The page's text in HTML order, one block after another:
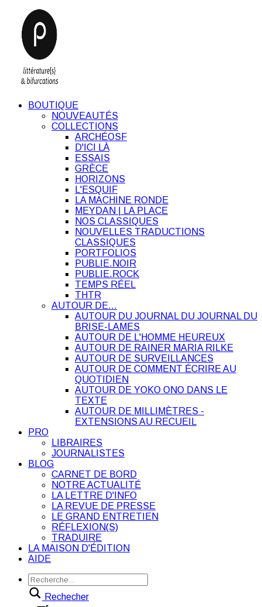
BOUTIQUE
NOUVEAUTÉS
COLLECTIONS
ARCHÉOSF
D'ICI LÀ
ESSAIS
GRÈCE
HORIZONS
L'ESQUIF
LA MACHINE RONDE
MEYDAN | LA PLACE
NOS CLASSIQUES
NOUVELLES TRADUCTIONS
CLASSIQUES
PORTFOLIOS
PUBLIE.NOIR
PUBLIE.ROCK
TEMPS RÉEL
THTR
AUTOUR DE…
AUTOUR DU JOURNAL DU JOURNAL DU
BRISE-LAMES
AUTOUR DE L'HOMME HEUREUX
AUTOUR DE RAINER MARIA RILKE
AUTOUR DE SURVEILLANCES
AUTOUR DE COMMENT ÉCRIRE AU
QUOTIDIEN
AUTOUR DE YOKO ONO DANS LE
TEXTE
AUTOUR DE MILLIMÈTRES -
EXTENSIONS AU RECUEIL
PRO
LIBRAIRES
JOURNALISTES
BLOG
CARNET DE BORD
NOTRE ACTUALITÉ
LA LETTRE D'INFO
LA REVUE DE PRESSE
LE GRAND ENTRETIEN
RÉFLEXION(S)
TRADUIRE
LA MAISON D'ÉDITION
AIDE
Rechecher